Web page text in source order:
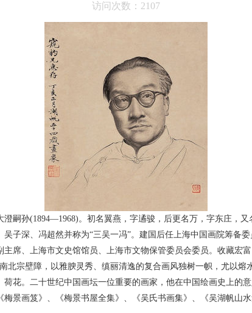
访问次数：2107
澄嗣孙(1894—1968)。初名翼燕，字遹骏，后更名万，字东庄，
子深、冯超然并称为“三吴一冯”。建国后任上海中国画院筹备
席、上海市文史馆馆员、上海市文物保管委员会委员。收藏宏
北宗壁障，以雅腴灵秀、缜丽清逸的复合画风独树一帜，尤以熔
花。二十世纪中国画坛一位重要的画家，他在中国绘画史上的
景画笈》、《梅景书屋全集》、《吴氏书画集》、《吴湖帆山